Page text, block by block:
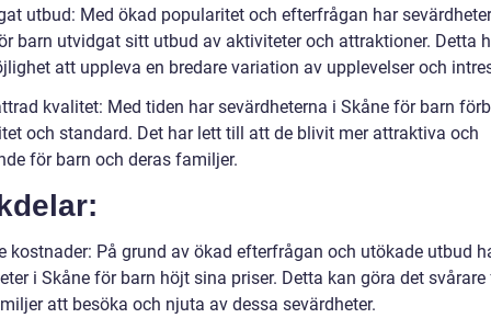
utbud: Med ökad popularitet och efterfrågan har
barn utvidgat sitt utbud av aktiviteter och attraktioner. Detta
att uppleva en bredare variation av upplevelser och
kvalitet: Med tiden har sevärdheterna i Skåne för barn
och standard. Det har lett till att de blivit mer attraktiva och
för barn och deras familjer.
kostnader: På grund av ökad efterfrågan och utökade utbud
i Skåne för barn höjt sina priser. Detta kan göra det svårare
att besöka och njuta av dessa sevärdheter.